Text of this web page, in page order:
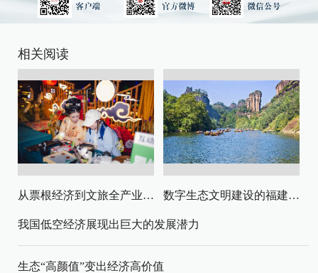
相关阅读
从票根经济到文旅全产业链升级 数字生态文明建设的福建路径与启示
我国低空经济展现出巨大的发展潜力
生态“高颜值”变出经济高价值